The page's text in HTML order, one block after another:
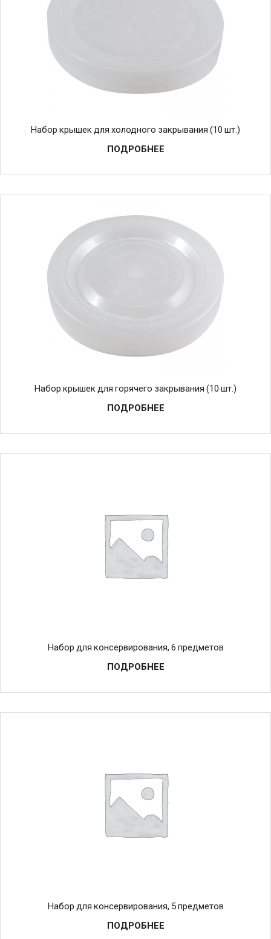
Набор крышек для холодного закрывания (10 шт.)
ПОДРОБНЕЕ
Набор крышек для горячего закрывания (10 шт.)
ПОДРОБНЕЕ
Набор для консервирования, 6 предметов
ПОДРОБНЕЕ
Набор для консервирования, 5 предметов
ПОДРОБНЕЕ